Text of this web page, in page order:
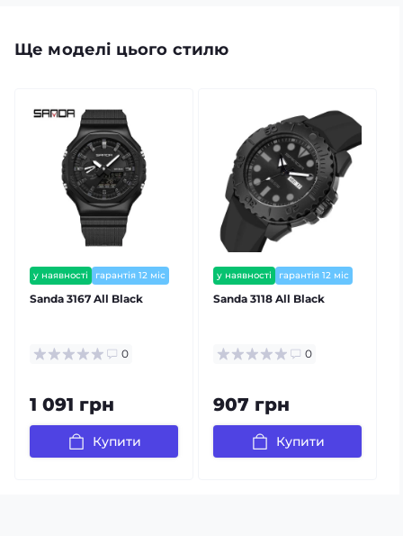
Ще моделі цього стилю
у наявності
гарантія 12 міс
залишилось мало
Sanda 3167 All Black
0
1 091 грн
Купити
у наявності гарантія 12 міс
Sanda 3118 All Black
0
907 грн
Купити